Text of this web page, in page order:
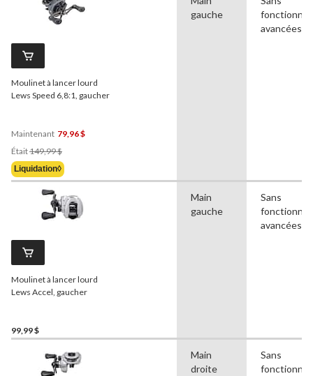
Moulinet à lancer lourd
Lews Speed 6,8:1, gaucher
Maintenant 79,96 $
Était149,99 $
Était
149,99 $
Liquidation◊
gauche
avancées
Moulinet à lancer lourd
Lews Accel, gaucher
99,99 $
Main
gauche
Sans
avancées
Main
droite
Sans